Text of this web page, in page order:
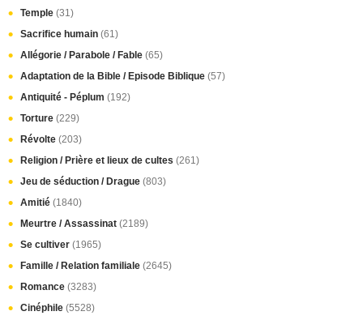
Temple (31)
Sacrifice humain (61)
Allégorie / Parabole / Fable (65)
Adaptation de la Bible / Episode Biblique (57)
Antiquité - Péplum (192)
Torture (229)
Révolte (203)
Religion / Prière et lieux de cultes (261)
Jeu de séduction / Drague (803)
Amitié (1840)
Meurtre / Assassinat (2189)
Se cultiver (1965)
Famille / Relation familiale (2645)
Romance (3283)
Cinéphile (5528)